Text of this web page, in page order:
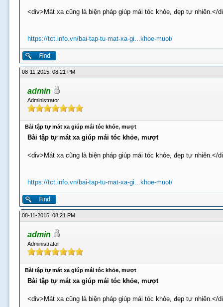
<div>Mát xa cũng là biện pháp giúp mái tóc khỏe, đẹp tự nhiên.</
https://tct.info.vn/bai-tap-tu-mat-xa-gi...khoe-muot/
08-11-2015, 08:21 PM
admin
Administrator
Bài tập tự mát xa giúp mái tóc khỏe, mượt
Bài tập tự mát xa giúp mái tóc khỏe, mượt
<div>Mát xa cũng là biện pháp giúp mái tóc khỏe, đẹp tự nhiên.</
https://tct.info.vn/bai-tap-tu-mat-xa-gi...khoe-muot/
08-11-2015, 08:21 PM
admin
Administrator
Bài tập tự mát xa giúp mái tóc khỏe, mượt
Bài tập tự mát xa giúp mái tóc khỏe, mượt
<div>Mát xa cũng là biện pháp giúp mái tóc khỏe, đẹp tự nhiên.</